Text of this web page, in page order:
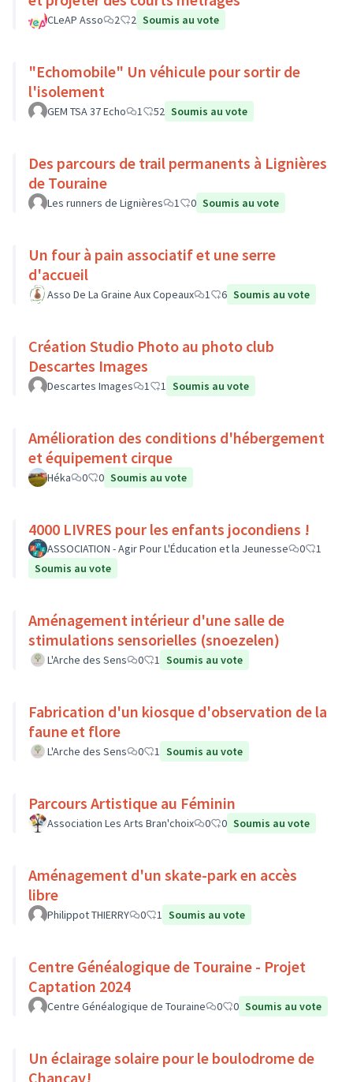
CLeAP Asso 2 2 Soumis au vote
"Echomobile" Un véhicule pour sortir de
l'isolement
GEM TSA 37 Echo 1 52 Soumis au vote
Des parcours de trail permanents à Lignières
de Touraine
Les runners de Lignières 1 0 Soumis au vote
Un four à pain associatif et une serre
d'accueil
Asso De La Graine Aux Copeaux 1 6 Soumis au vote
Création Studio Photo au photo club
Descartes Images
Descartes Images 1 1 Soumis au vote
Amélioration des conditions d'hébergement
et équipement cirque
Héka 0 0 Soumis au vote
4000 LIVRES pour les enfants jocondiens !
ASSOCIATION - Agir Pour L'Éducation et la Jeunesse 0
1
Soumis au vote
Aménagement intérieur d'une salle de
stimulations sensorielles (snoezelen)
L'Arche des Sens 0 1 Soumis au vote
Fabrication d'un kiosque d'observation de la
faune et flore
L'Arche des Sens 0 1 Soumis au vote
Parcours Artistique au Féminin
Association Les Arts Bran'choix 0 0 Soumis au vote
Aménagement d'un skate-park en accès
libre
Philippot THIERRY 0 1 Soumis au vote
Centre Généalogique de Touraine - Projet
Captation 2024
Centre Généalogique de Touraine 0 0 Soumis au vote
Un éclairage solaire pour le boulodrome de
Chançay!